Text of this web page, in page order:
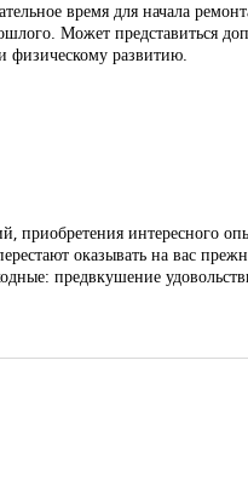
время для начала
Может представиться
физическому развитию.
приобретения интересного
оказывать на вас
предвкушение